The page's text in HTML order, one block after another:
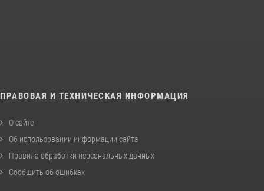
ПРАВОВАЯ И ТЕХНИЧЕСКАЯ ИНФОРМАЦИЯ
О сайте
Об использовании информации сайта
Правила обработки персональных данных
Сообщить об ошибках